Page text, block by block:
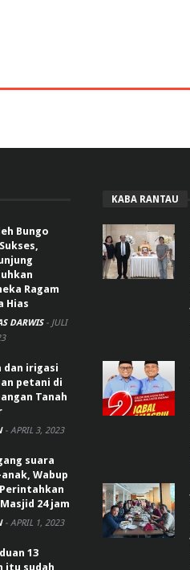
Bungo
Ragam
Hias
DARWIS - JULI
dan irigasi
petani di
Tanah
- APRIL 3, 2023
suara
Wabup
24 jam
- APRIL 1, 2023
13
itu sudah
KABA RANTAU